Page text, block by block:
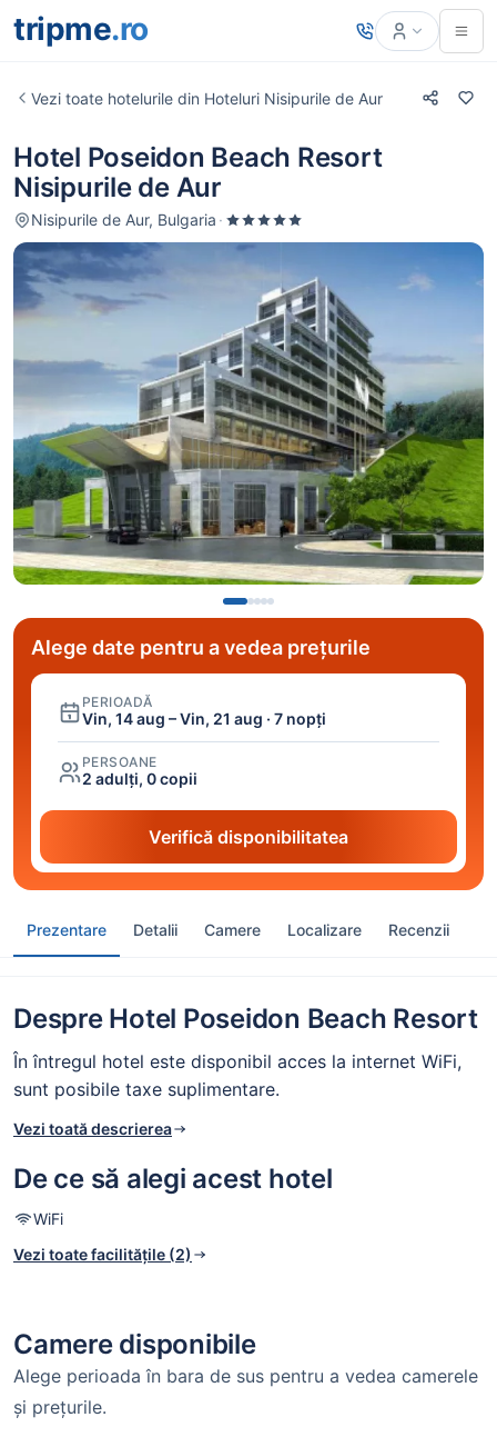
tripme.ro
Alege date pentru a vedea prețurile
PERIOADĂ
Vin, 14 aug – Vin, 21 aug · 7 nopți
PERSOANE
2 adulți, 0 copii
Verifică disponibilitatea
Vezi toate hotelurile din Hoteluri Nisipurile de Aur
Prezentare Detalii Camere Localizare Recenzii
Hotel Poseidon Beach Resort
Nisipurile de Aur
Nisipurile de Aur, Bulgaria ·
Despre Hotel Poseidon Beach Resort
În întregul hotel este disponibil acces la internet WiFi,
sunt posibile taxe suplimentare.
Vezi toată descrierea
De ce să alegi acest hotel
WiFi
Vezi toate facilitățile (2)
Camere disponibile
Alege perioada în bara de sus pentru a vedea camerele
și prețurile.